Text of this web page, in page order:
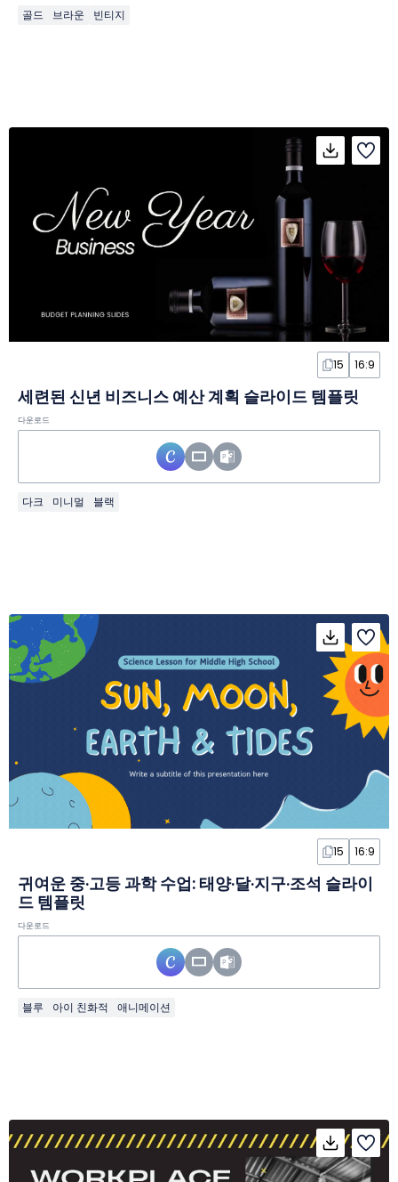
골드 브라운 빈티지
15 16:9
세련된 신년 비즈니스 예산 계획 슬라이드 템플릿
다운로드
다크 미니멀 블랙
15 16:9
귀여운 중·고등 과학 수업: 태양·달·지구·조석 슬라이
드 템플릿
다운로드
블루 아이 친화적 애니메이션